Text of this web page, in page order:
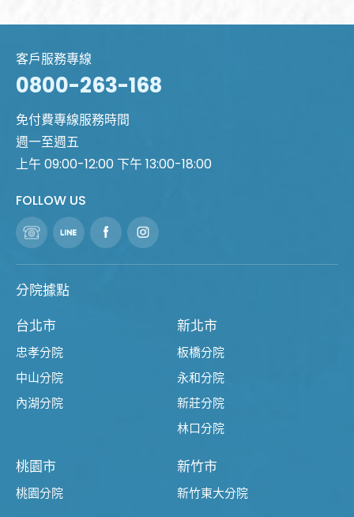
客戶服務專線
0800-263-168
免付費專線服務時間
週一至週五
上午 09:00-12:00 下午 13:00-18:00
FOLLOW US
分院據點
台北市
忠孝分院
中山分院
內湖分院
新北市
板橋分院
永和分院
新莊分院
林口分院
桃園市
桃園分院
新竹市
新竹東大分院